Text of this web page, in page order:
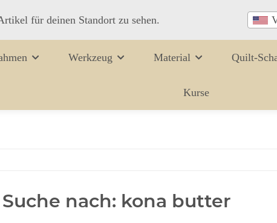
für deinen Standort zu sehen.
Werkzeug Material Quilt-
Kurse
Suche nach: kona butter